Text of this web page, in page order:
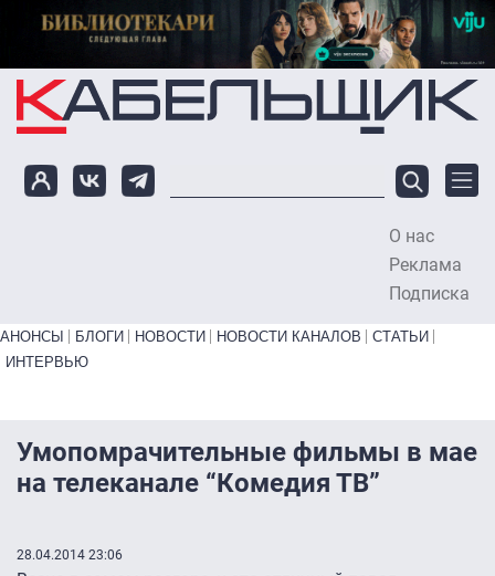
Перейти к основному содержанию
О нас
Реклама
Подписка
Primary links bottom
АНОНСЫ БЛОГИ НОВОСТИ НОВОСТИ КАНАЛОВ
СТАТЬИ
ИНТЕРВЬЮ
Умопомрачительные фильмы в мае
на телеканале “Комедия ТВ”
28.04.2014 23:06